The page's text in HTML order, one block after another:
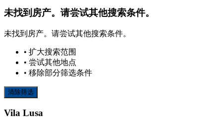
未找到房产。请尝试其他搜索条件。
未找到房产。请尝试其他搜索条件。
• 扩大搜索范围
• 尝试其他地点
• 移除部分筛选条件
清除筛选
Vila Lusa